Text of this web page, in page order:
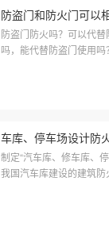
防盗门和防火门可以
防盗门防火吗？可以代
吗，能代替防盗门使用吗
制定“汽车库、修车库、
我国汽车库建设的建筑防